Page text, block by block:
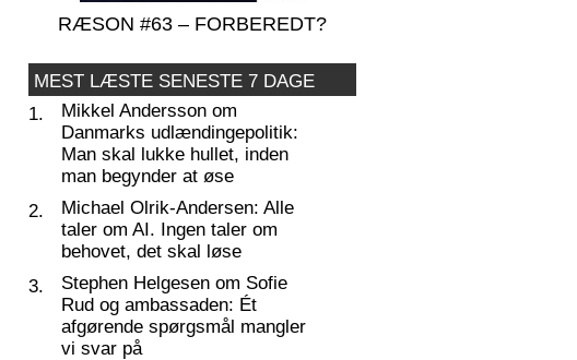
RÆSON #63 – FORBEREDT?
MEST LÆSTE SENESTE 7 DAGE
1.
Mikkel Andersson om
Danmarks udlændingepolitik:
Man skal lukke hullet, inden
man begynder at øse
2.
Michael Olrik-Andersen: Alle
taler om AI. Ingen taler om
behovet, det skal løse
3.
Stephen Helgesen om Sofie
Rud og ambassaden: Ét
afgørende spørgsmål mangler
vi svar på